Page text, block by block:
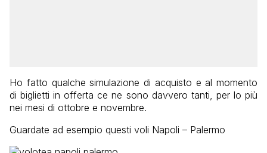
Ho fatto qualche simulazione di acquisto e al momento
di biglietti in offerta ce ne sono davvero tanti, per lo più
nei mesi di ottobre e novembre.
Guardate ad esempio questi voli Napoli – Palermo